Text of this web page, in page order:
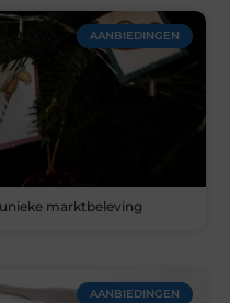
AANBIEDINGEN
marktbeleving
AANBIEDINGEN